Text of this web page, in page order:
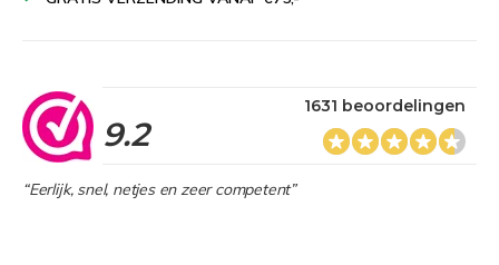
9.2
1631 beoordelingen
“Eerlijk, snel, netjes en zeer competent”